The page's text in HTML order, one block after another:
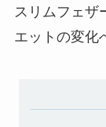
スリムフェザ
エットの変化